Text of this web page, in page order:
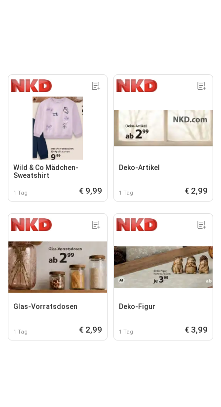
Wild & Co Mädchen-
Sweatshirt
1 Tag € 9,99
Deko-Artikel
1 Tag € 2,99
Glas-Vorratsdosen
1 Tag € 2,99
Deko-Figur
1 Tag € 3,99